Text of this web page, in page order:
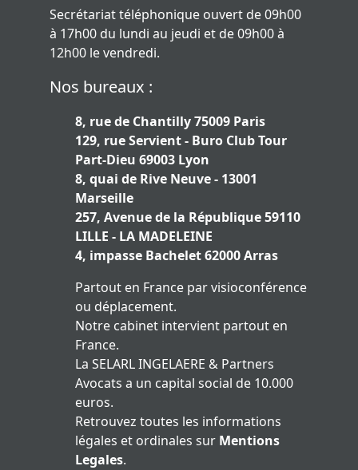
Secrétariat téléphonique ouvert de 09h00
à 17h00 du lundi au jeudi et de 09h00 à
12h00 le vendredi.
Nos bureaux :
8, rue de Chantilly 75009 Paris
129, rue Servient - Buro Club Tour
Part-Dieu 69003 Lyon
8, quai de Rive Neuve - 13001
Marseille
257, Avenue de la République 59110
LILLE - LA MADELEINE
4, impasse Bachelet 62000 Arras
Partout en France par visioconférence
ou déplacement.
Notre cabinet intervient partout en
France.
La SELARL INGELAERE & Partners
Avocats a un capital social de 10.000
euros.
Retrouvez toutes les informations
légales et ordinales sur Mentions
Legales.